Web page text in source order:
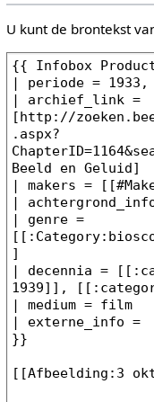
U kunt de brontekst